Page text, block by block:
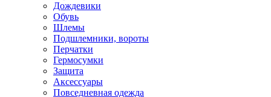
Дождевики
Обувь
Шлемы
Подшлемники, вороты
Перчатки
Гермосумки
Защита
Аксессуары
Повседневная одежда